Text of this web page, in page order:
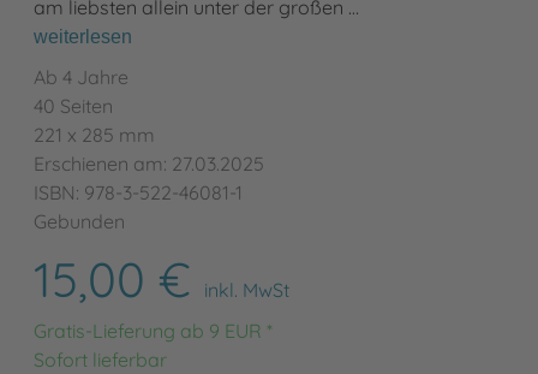
am liebsten allein unter der großen …
weiterlesen
Ab 4 Jahre
40 Seiten
221 x 285 mm
Erschienen am: 27.03.2025
ISBN: 978-3-522-46081-1
Gebunden
15,00 €
inkl. MwSt
Gratis-Lieferung ab 9 EUR *
Sofort lieferbar